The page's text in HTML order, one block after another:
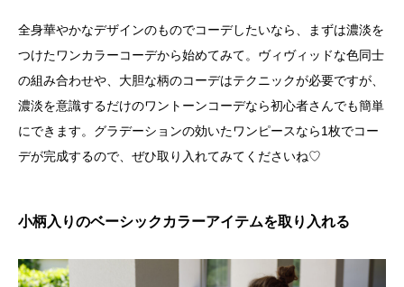
全身華やかなデザインのものでコーデしたいなら、まずは濃淡を
つけたワンカラーコーデから始めてみて。ヴィヴィッドな色同士
の組み合わせや、大胆な柄のコーデはテクニックが必要ですが、
濃淡を意識するだけのワントーンコーデなら初心者さんでも簡単
にできます。グラデーションの効いたワンピースなら1枚でコー
デが完成するので、ぜひ取り入れてみてくださいね♡
小柄入りのベーシックカラーアイテムを取り入れる